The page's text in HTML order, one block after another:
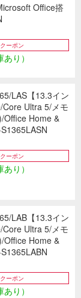
Office搭
ーポン
り）
LAS【13.3イン
Ultra 5/メモ
Office Home &
ーポン
り）
LAB【13.3イン
Ultra 5/メモ
Office Home &
ーポン
り）